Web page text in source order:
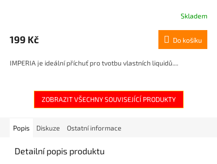
Skladem
199 Kč Do košíku
IMPERIA je ideální příchuť pro tvotbu vlastních liquidů....
ZOBRAZIT VŠECHNY SOUVISEJÍCÍ PRODUKTY
Popis Diskuze Ostatní informace
Detailní popis produktu